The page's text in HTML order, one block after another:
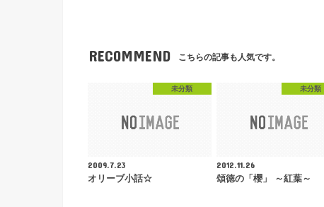
RECOMMEND こちらの記事も人気です。
未分類
2009.7.23
オリーブ小話☆
未分類
2012.11.26
頌徳の「櫻」 ～紅葉～